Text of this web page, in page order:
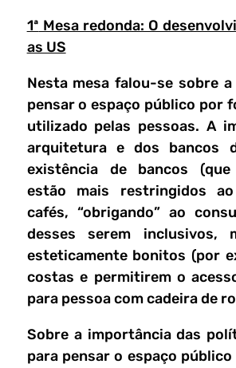
1ª Mesa redonda: O
as US
Nesta mesa falou-se sobre
pensar o espaço público por
utilizado pelas pessoas. A
arquitetura e dos bancos
existência de bancos (que
estão mais restringidos
cafés, “obrigando” ao
desses serem inclusivos,
esteticamente bonitos (por
costas e permitirem o
para pessoa com cadeira de
Sobre a importância das
para pensar o espaço público